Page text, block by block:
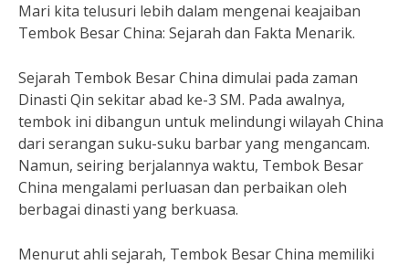
Mari kita telusuri lebih dalam mengenai keajaiban
Tembok Besar China: Sejarah dan Fakta Menarik.
Sejarah Tembok Besar China dimulai pada zaman
Dinasti Qin sekitar abad ke-3 SM. Pada awalnya,
tembok ini dibangun untuk melindungi wilayah China
dari serangan suku-suku barbar yang mengancam.
Namun, seiring berjalannya waktu, Tembok Besar
China mengalami perluasan dan perbaikan oleh
berbagai dinasti yang berkuasa.
Menurut ahli sejarah, Tembok Besar China memiliki